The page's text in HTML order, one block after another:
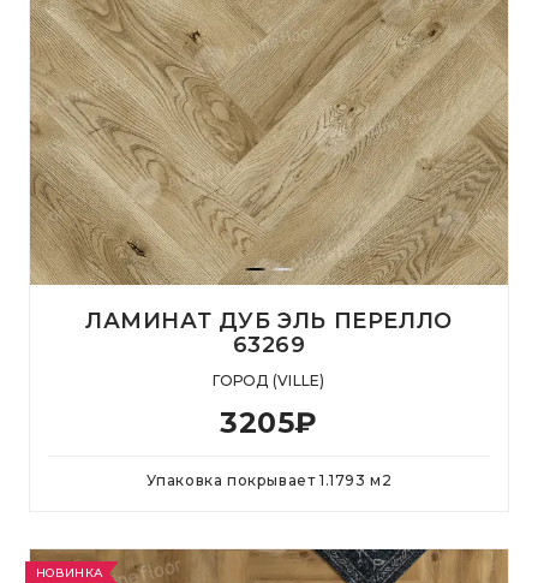
ЛАМИНАТ ДУБ ЭЛЬ ПЕРЕЛЛО
63269
ГОРОД (VILLE)
3205₽
Упаковка покрывает 1.1793 м 2
НОВИНКА